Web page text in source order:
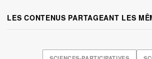
LES CONTENUS PARTAGEANT LES